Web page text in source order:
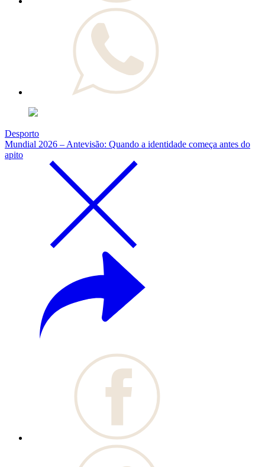
Desporto
Mundial 2026 – Antevisão: Quando a identidade começa antes do
apito